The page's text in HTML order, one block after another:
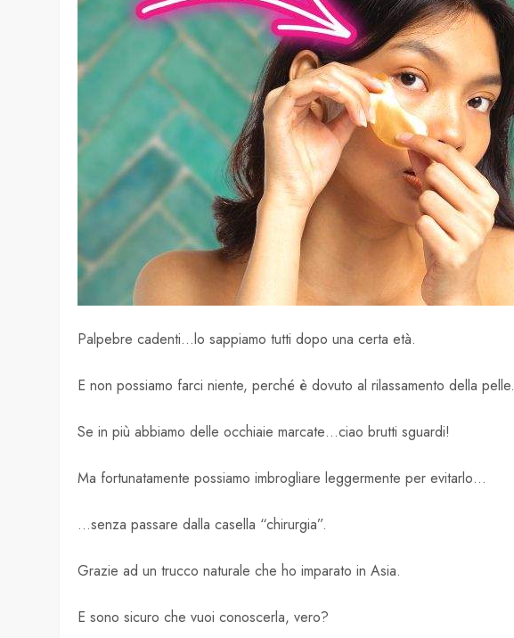
Palpebre cadenti…lo sappiamo tutti dopo una certa età.
E non possiamo farci niente, perché è dovuto al rilassamento della pelle.
Se in più abbiamo delle occhiaie marcate…ciao brutti sguardi!
Ma fortunatamente possiamo imbrogliare leggermente per evitarlo…
…senza passare dalla casella “chirurgia”.
Grazie ad un trucco naturale che ho imparato in Asia.
E sono sicuro che vuoi conoscerla, vero?